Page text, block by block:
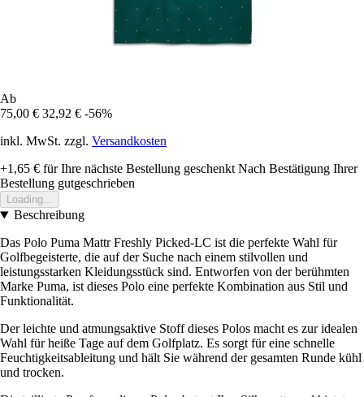
Ab
75,00 € 32,92 € -56%
inkl. MwSt. zzgl. Versandkosten
+1,65 € für Ihre nächste Bestellung geschenkt Nach Bestätigung Ihrer
Bestellung gutgeschrieben
Loading...
Beschreibung
Das Polo Puma Mattr Freshly Picked-LC ist die perfekte Wahl für
Golfbegeisterte, die auf der Suche nach einem stilvollen und
leistungsstarken Kleidungsstück sind. Entworfen von der berühmten
Marke Puma, ist dieses Polo eine perfekte Kombination aus Stil und
Funktionalität.
Der leichte und atmungsaktive Stoff dieses Polos macht es zur idealen
Wahl für heiße Tage auf dem Golfplatz. Es sorgt für eine schnelle
Feuchtigkeitsableitung und hält Sie während der gesamten Runde kühl
und trocken.